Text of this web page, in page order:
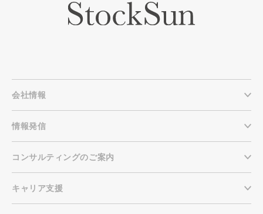
会社情報
情報発信
コンサルティングのご案内
キャリア支援